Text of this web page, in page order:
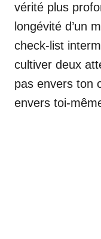
vérité plus
longévité d’un
check-list
cultiver deux
pas envers ton
envers toi-